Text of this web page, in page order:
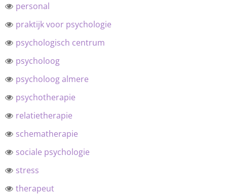
personal
praktijk voor psychologie
psychologisch centrum
psycholoog
psycholoog almere
psychotherapie
relatietherapie
schematherapie
sociale psychologie
stress
therapeut